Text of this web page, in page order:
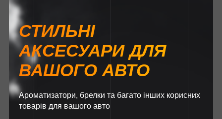
СТИЛЬНІ
АКСЕСУАРИ ДЛЯ
ВАШОГО АВТО
Ароматизатори, брелки та багато інших корисних
товарів для вашого авто